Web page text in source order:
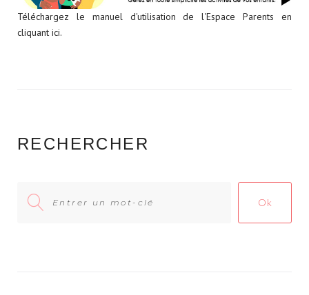
Téléchargez le manuel d'utilisation de l'Espace Parents en
cliquant ici.
RECHERCHER
for:
Ok